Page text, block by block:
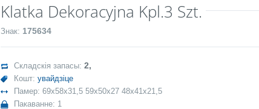
Klatka Dekoracyjna Kpl.3 Szt.
Знак: 175634
Складскія запасы: 2,
Кошт: увайдзіце
Памер: 69x58x31,5 59x50x27 48x41x21,5
Пакаванне: 1